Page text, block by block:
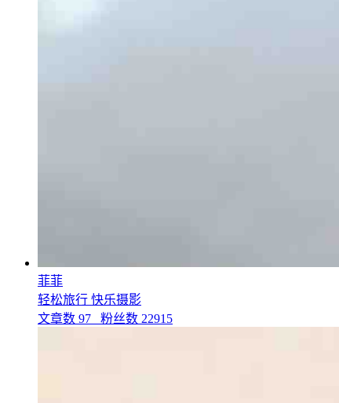
菲菲
轻松旅行 快乐摄影
文章数 97 粉丝数 22915